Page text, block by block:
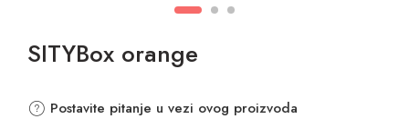
SITYBox orange
Postavite pitanje u vezi ovog proizvoda